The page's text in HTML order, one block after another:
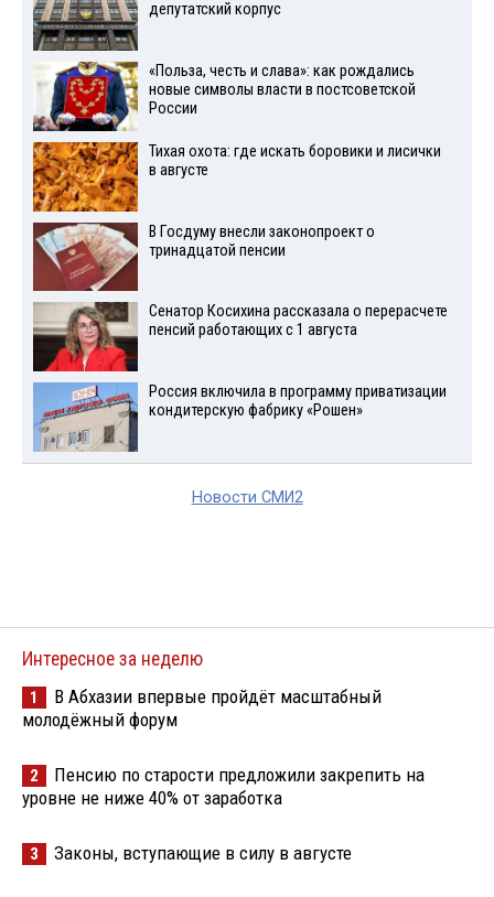
депутатский корпус
«Польза, честь и слава»: как рождались
новые символы власти в постсоветской
России
Тихая охота: где искать боровики и лисички
в августе
В Госдуму внесли законопроект о
тринадцатой пенсии
Сенатор Косихина рассказала о перерасчете
пенсий работающих с 1 августа
Россия включила в программу приватизации
кондитерскую фабрику «Рошен»
Новости СМИ2
Интересное за неделю
1
В Абхазии впервые пройдёт масштабный
молодёжный форум
2
Пенсию по старости предложили закрепить на
уровне не ниже 40% от заработка
3 Законы, вступающие в силу в августе